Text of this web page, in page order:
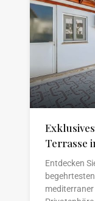
Terrasse
Entdecken